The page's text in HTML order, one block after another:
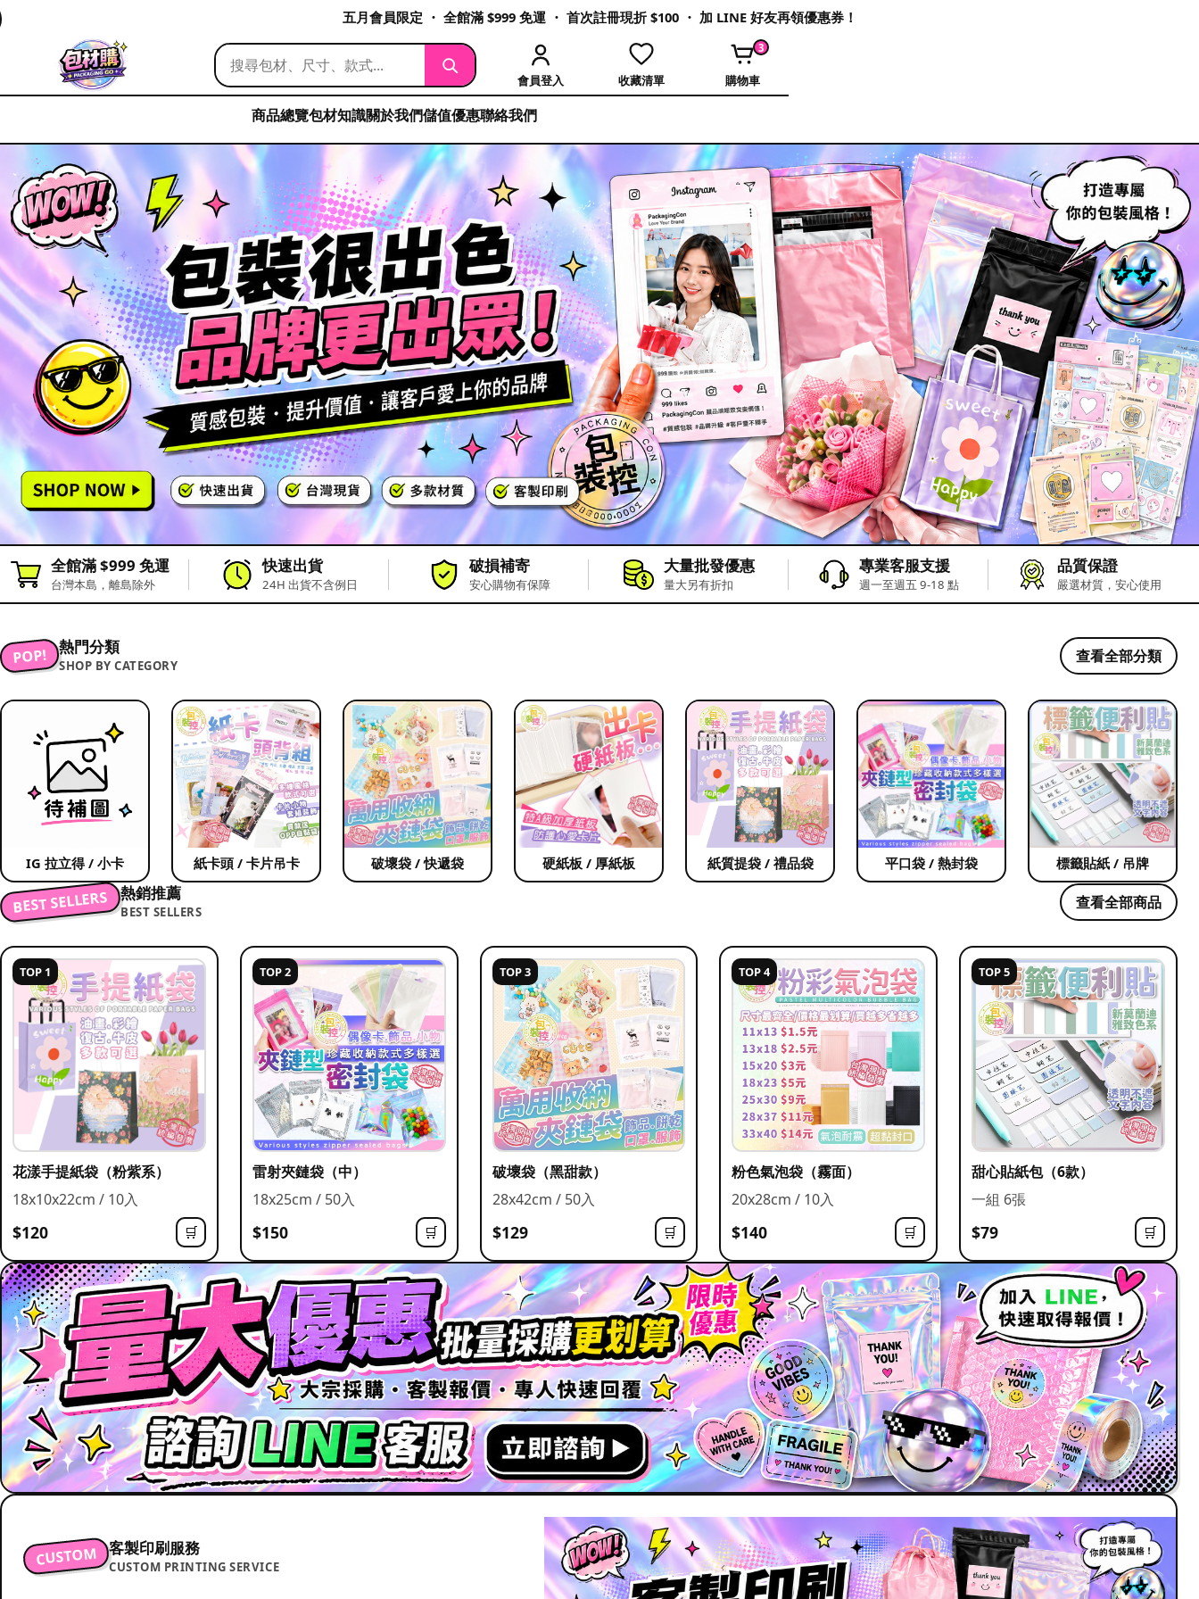
五月會員限定 ・ 全館滿 $999 免運 ・ 首次註冊現折 $100 ・ 加 LINE 好友再領優惠券！
會員登入 收藏清單
3
購物車
商品總覽包材知識關於我們儲值優惠聯絡我們
全館滿 $999 免運
台灣本島，離島除外
快速出貨
24H 出貨不含例日
破損補寄
安心購物有保障
大量批發優惠
量大另有折扣
專業客服支援
週一至週五 9-18 點
品質保證
嚴選材質，安心使用
POP! 熱門分類
SHOP BY CATEGORY
查看全部分類
IG 拉立得 / 小卡 紙卡頭 / 卡片吊卡 破壞袋 / 快遞袋 硬紙板 / 厚紙板 紙質提袋 / 禮品袋 平口袋 / 熱封袋 標籤貼紙 / 吊牌
BEST SELLERS 熱銷推薦
BEST SELLERS
查看全部商品
TOP 1
花漾手提紙袋（粉紫系）
18x10x22cm / 10入
$120 🛒
TOP 2
雷射夾鏈袋（中）
18x25cm / 50入
$150 🛒
TOP 3
破壞袋（黑甜款）
28x42cm / 50入
$129 🛒
TOP 4
粉色氣泡袋（霧面）
20x28cm / 10入
$140 🛒
TOP 5
甜心貼紙包（6款）
一組 6張
$79 🛒
CUSTOM 客製印刷服務
CUSTOM PRINTING SERVICE